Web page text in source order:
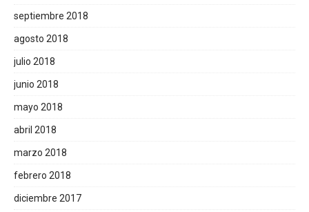
septiembre 2018
agosto 2018
julio 2018
junio 2018
mayo 2018
abril 2018
marzo 2018
febrero 2018
diciembre 2017